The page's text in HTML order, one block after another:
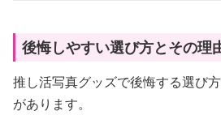
後悔しやすい選び方とその理
推し活写真グッズで後悔する選び
があります。